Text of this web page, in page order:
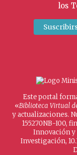
los
Este portal
«Biblioteca Virtual
y actualizaciones.
155270NB-I00,
Innovación y
Investigación,